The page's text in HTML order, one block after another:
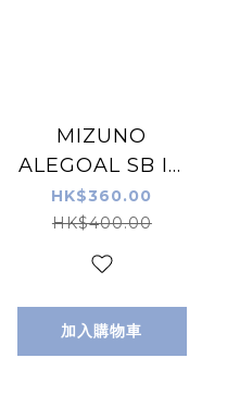
MIZUNO
ALEGOAL SB IN
JR 26FW 童裝石
地足球鞋 白藍色
HK$360.00
HK$400.00
加入購物車